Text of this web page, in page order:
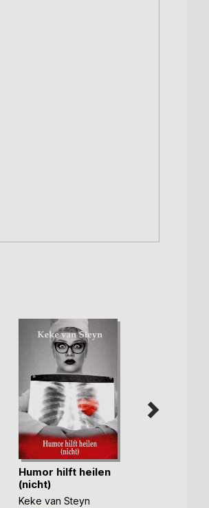
Humor hilft heilen
(nicht)
Keke van Steyn